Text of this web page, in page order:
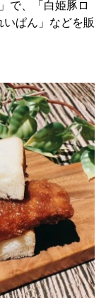
で、「白姫豚ロ
ぱん」などを販